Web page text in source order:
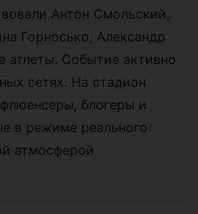
Антон Смольский,
Горносько, Александр
атлеты. Событие активно
сетях. На стадион
блогеры и
в режиме реального
атмосферой